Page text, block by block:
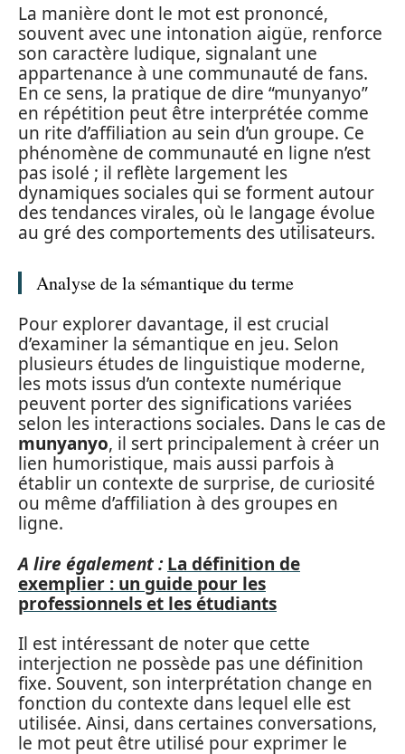
La manière dont le mot est prononcé,
souvent avec une intonation aigüe, renforce
son caractère ludique, signalant une
appartenance à une communauté de fans.
En ce sens, la pratique de dire “munyanyo”
en répétition peut être interprétée comme
un rite d’affiliation au sein d’un groupe. Ce
phénomène de communauté en ligne n’est
pas isolé ; il reflète largement les
dynamiques sociales qui se forment autour
des tendances virales, où le langage évolue
au gré des comportements des utilisateurs.
Analyse de la sémantique du terme
Pour explorer davantage, il est crucial
d’examiner la sémantique en jeu. Selon
plusieurs études de linguistique moderne,
les mots issus d’un contexte numérique
peuvent porter des significations variées
selon les interactions sociales. Dans le cas de
munyanyo, il sert principalement à créer un
lien humoristique, mais aussi parfois à
établir un contexte de surprise, de curiosité
ou même d’affiliation à des groupes en
ligne.
A lire également : La définition de
exemplier : un guide pour les
professionnels et les étudiants
Il est intéressant de noter que cette
interjection ne possède pas une définition
fixe. Souvent, son interprétation change en
fonction du contexte dans lequel elle est
utilisée. Ainsi, dans certaines conversations,
le mot peut être utilisé pour exprimer le